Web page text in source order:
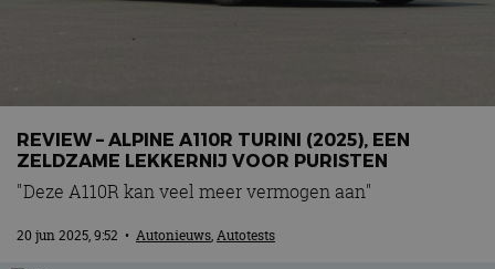
REVIEW – ALPINE A110R TURINI (2025), EEN
ZELDZAME LEKKERNIJ VOOR PURISTEN
"Deze A110R kan veel meer vermogen aan"
20 jun 2025, 9:52 • Autonieuws,Autotests